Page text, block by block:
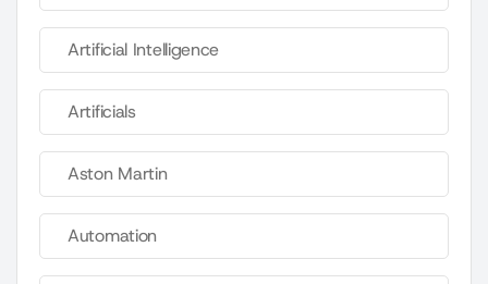
Artificial Intelligence
Artificials
Aston Martin
Automation